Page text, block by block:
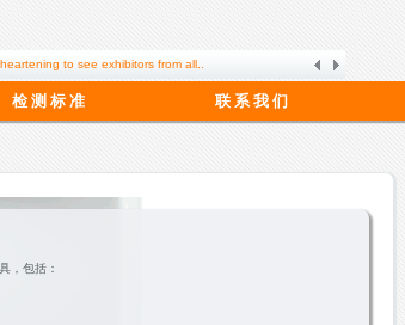
to see exhibitors from all..
检 测 标 准 联 系 我 们
，包括：